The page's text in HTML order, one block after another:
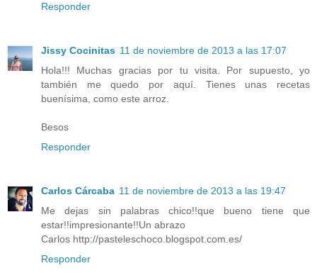
Responder
Jissy Cocinitas 11 de noviembre de 2013 a las 17:07
Hola!!! Muchas gracias por tu visita. Por supuesto, yo
también me quedo por aquí. Tienes unas recetas
buenísima, como este arroz.
Besos
Responder
Carlos Cárcaba 11 de noviembre de 2013 a las 19:47
Me dejas sin palabras chico!!que bueno tiene que
estar!!impresionante!!Un abrazo
Carlos http://pasteleschoco.blogspot.com.es/
Responder